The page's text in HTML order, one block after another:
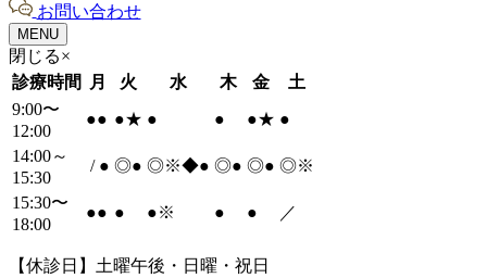
お問い合わせ
MENU
閉じる×
診療時間
月 火 水 木 金
土
9:00〜
12:00
●● ●★ ● ● ●★ ●
14:00～
15:30
/ ● ◎● ◎※◆● ◎● ◎● ◎※
15:30〜
18:00
●● ● ●※ ● ● ／
【休診日】土曜午後・日曜・祝日